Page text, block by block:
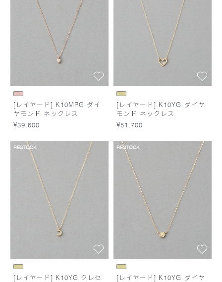
[レイヤード] K10MPG ダイ
ヤモンド ネックレス
¥39,600
[レイヤード] K10YG ダイヤ
モンド ネックレス
¥51,700
RESTOCK
[レイヤード] K10YG クレセ
RESTOCK
[レイヤード] K10YG ダイヤ